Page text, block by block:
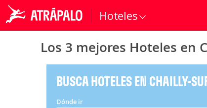
Hoteles
Los 3 mejores Hoteles en
BUSCA HOTELES EN CHAILLY-
Dónde ir